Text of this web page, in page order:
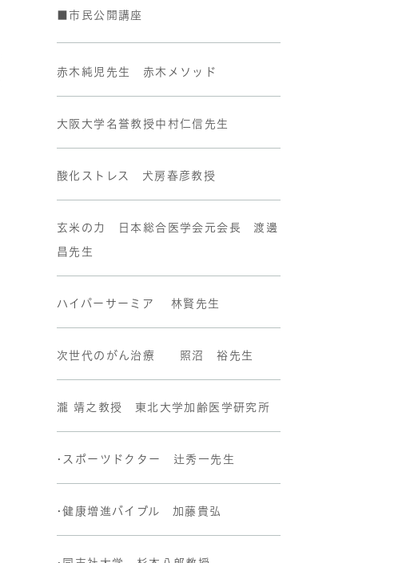
■市民公開講座
赤木純児先生 赤木メソッド
大阪大学名誉教授中村仁信先生
酸化ストレス 犬房春彦教授
玄米の力 日本総合医学会元会長 渡邊
昌先生
ハイパーサーミア 林賢先生
次世代のがん治療 照沼 裕先生
瀧 靖之教授 東北大学加齢医学研究所
•スポーツドクター 辻秀一先生
•健康増進バイブル 加藤貴弘